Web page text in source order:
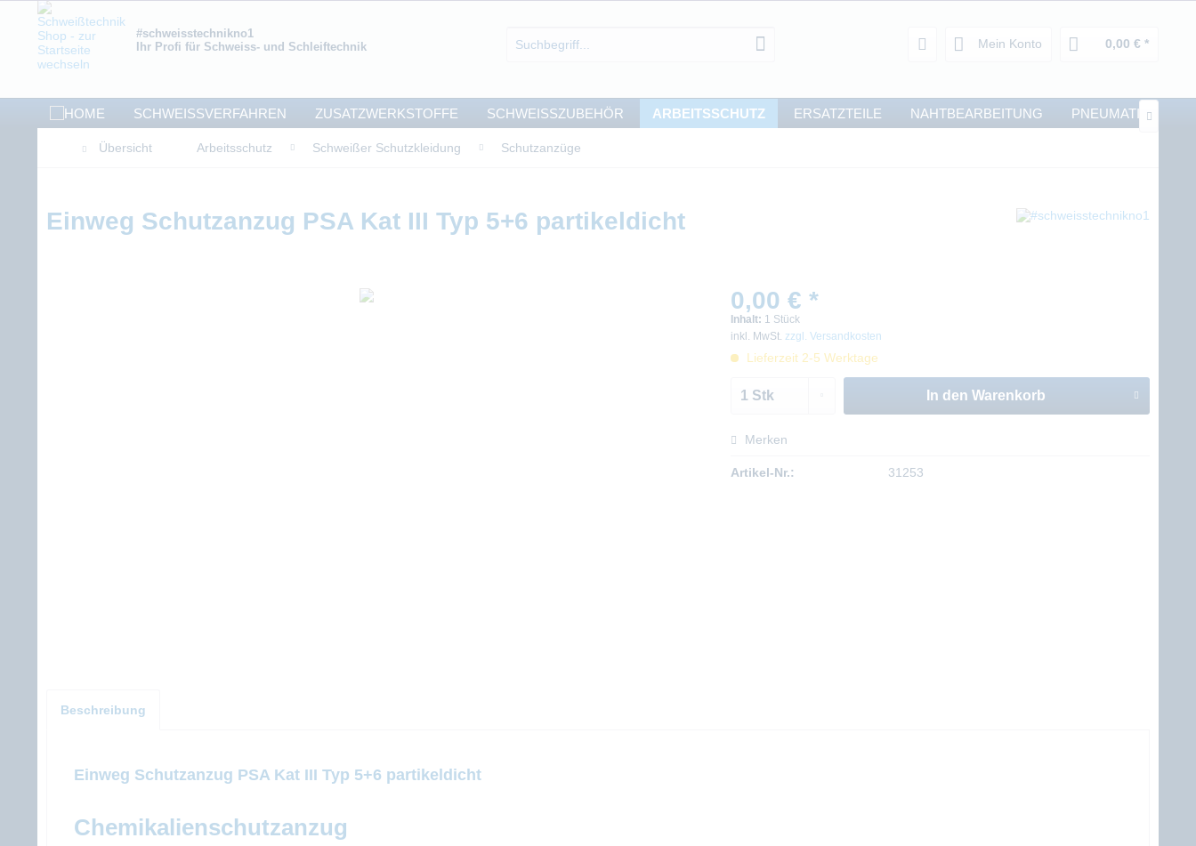
#schweisstechnikno1
Ihr Profi für Schweiss- und Schleiftechnik
Mein Konto 0,00 € *
SCHWEISSVERFAHREN ZUSATZWERKSTOFFE SCHWEISSZUBEHÖR ARBEITSSCHUTZ ERSATZTEILE NAHTBEARBEITUNG PNEUMATIK
Übersicht Arbeitsschutz Schweißer Schutzkleidung Schutzanzüge
Einweg Schutzanzug PSA Kat III Typ 5+6 partikeldicht
0,00 € *
Inhalt: 1 Stück
inkl. MwSt. zzgl. Versandkosten
Lieferzeit 2-5 Werktage
In den Warenkorb
Merken
Artikel-Nr.: 31253
Beschreibung
Einweg Schutzanzug PSA Kat III Typ 5+6 partikeldicht
Chemikalienschutzanzug